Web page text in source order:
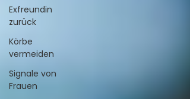
Exfreundin
zurück
Körbe
vermeiden
Signale von
Frauen